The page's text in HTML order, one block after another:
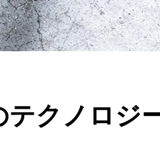
テクノロジ